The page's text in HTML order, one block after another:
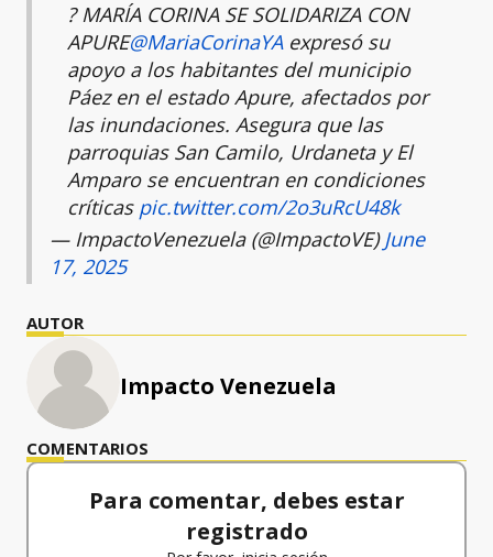
? MARÍA CORINA SE SOLIDARIZA CON
APURE@MariaCorinaYAexpresó su
apoyo a los habitantes del municipio
Páez en el estado Apure, afectados por
las inundaciones. Asegura que las
parroquias San Camilo, Urdaneta y El
Amparo se encuentran en condiciones
críticas pic.twitter.com/2o3uRcU48k
— ImpactoVenezuela (@ImpactoVE) June
17, 2025
AUTOR
Impacto Venezuela
COMENTARIOS
Para comentar, debes estar
registrado